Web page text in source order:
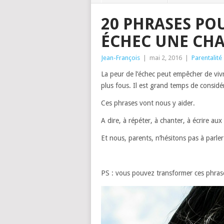
20 PHRASES
ÉCHEC UNE
Jean-François mai 2, 2016 Parentalité
La peur de l’échec peut empêcher de
plus fous. Il est grand temps de
Ces phrases vont nous y aider.
A dire, à répéter, à chanter, à écrire
Et nous, parents, n’hésitons pas à
PS : vous pouvez transformer ces